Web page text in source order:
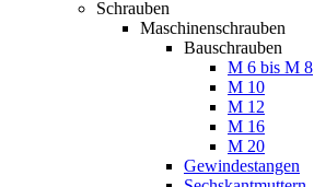
Schrauben
Maschinenschrauben
Bauschrauben
M 6 bis M 8
M 10
M 12
M 16
M 20
Gewindestangen